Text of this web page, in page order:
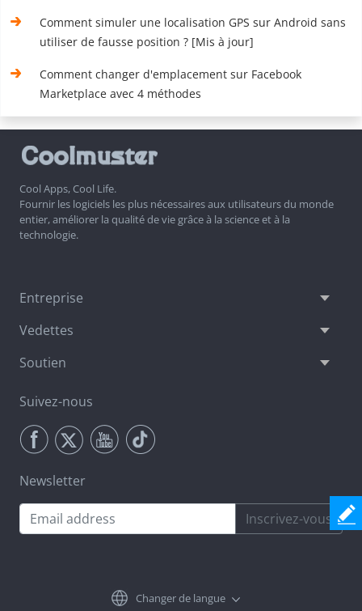
Comment simuler une localisation GPS sur Android sans
utiliser de fausse position ? [Mis à jour]
Comment changer d'emplacement sur Facebook
Marketplace avec 4 méthodes
Cool Apps, Cool Life.
Fournir les logiciels les plus nécessaires aux utilisateurs du monde
entier, améliorer la qualité de vie grâce à la science et à la
technologie.
Entreprise
Vedettes
Soutien
Suivez-nous
Newsletter
Inscrivez-vous
Changer de langue